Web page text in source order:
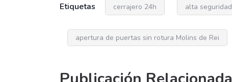
Etiquetas cerrajero 24h alta seguridad
apertura de puertas sin rotura Molins de Rei